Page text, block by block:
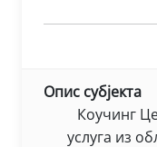
Опис субјекта
Коучинг
услуга из